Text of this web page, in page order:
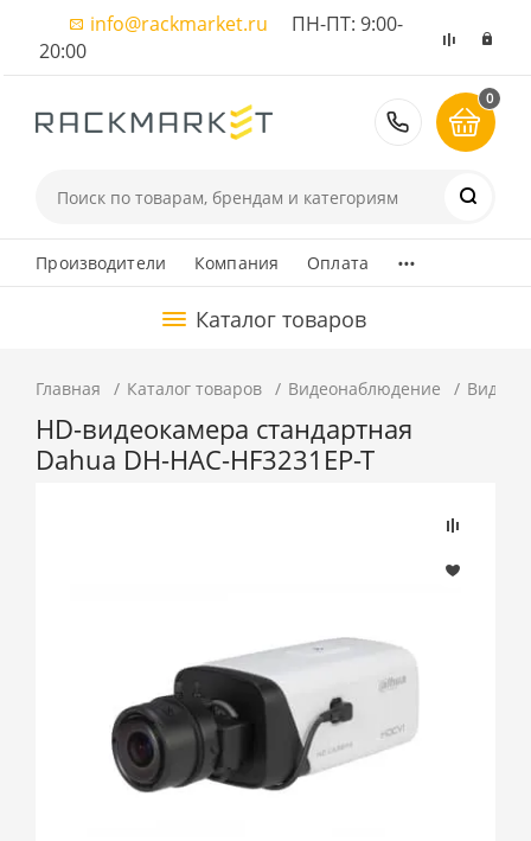
info@rackmarket.ru ПН-ПТ: 9:00-
20:00
8 (495)
0
Производители Компания Оплата ...
Каталог товаров
Главная Каталог товаров Видеонаблюдение
HD-видеокамера стандартная
Dahua DH-HAC-HF3231EP-T